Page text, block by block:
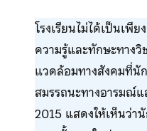
โรงเรียนไม่ได้เป็นเพี
ความรู้และทักษะทางวิ
แวดล้อมทางสังคมที่นั
สมรรถนะทางอารมณ์
2015 แสดงให้เห็นว่า